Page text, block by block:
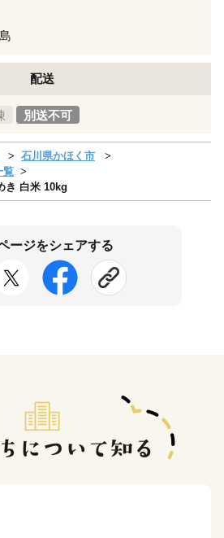
配送
別送不可
石川県かほく市
覧
き 白米 10kg
ージをシェアする